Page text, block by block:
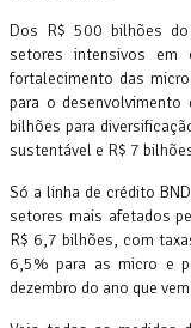
Dos R$ 500 bilhões
setores intensivos em
fortalecimento das
para o
bilhões para
sustentável e R$ 7
Só a linha de crédito
setores mais afetados
R$ 6,7 bilhões, com
6,5% para as micro e
dezembro do ano que